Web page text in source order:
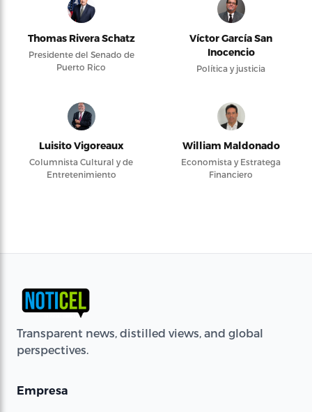
Thomas Rivera Schatz
Presidente del Senado de
Puerto Rico
Víctor García San
Inocencio
Política y justicia
Luisito Vigoreaux
Columnista Cultural y de
Entretenimiento
William Maldonado
Economista y Estratega
Financiero
Transparent news, distilled views, and global
perspectives.
Empresa